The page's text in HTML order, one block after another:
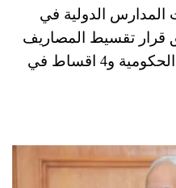
الدولية في
قرار تقسيط المصاريف
على 3 اقساط في المدارس الحكومية و4 اقساط في